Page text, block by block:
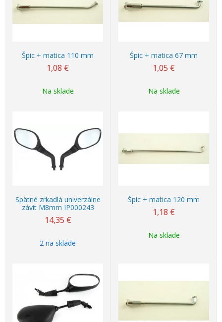
Špic + matica 110 mm
1,08 €
Na sklade
Špic + matica 67 mm
1,05 €
Na sklade
Spätné zrkadlá univerzálne
závit M8mm IP000243
14,35 €
2 na sklade
Špic + matica 120 mm
1,18 €
Na sklade